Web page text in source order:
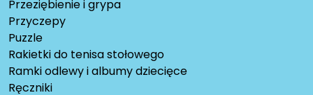
Przeziębienie i grypa
Przyczepy
Puzzle
Rakietki do tenisa stołowego
Ramki odlewy i albumy dziecięce
Ręczniki